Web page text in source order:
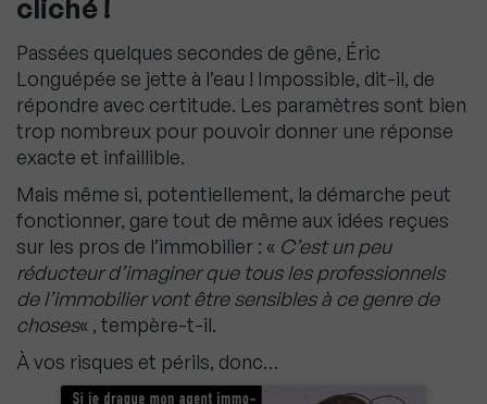
cliché !
Passées quelques secondes de gêne, Éric
Longuépée se jette à l’eau ! Impossible, dit-il, de
répondre avec certitude. Les paramètres sont bien
trop nombreux pour pouvoir donner une réponse
exacte et infaillible.
Mais même si, potentiellement, la démarche peut
fonctionner, gare tout de même aux idées reçues
sur les pros de l’immobilier : « C’est un peu
réducteur d’imaginer que tous les professionnels
de l’immobilier vont être sensibles à ce genre de
choses« , tempère-t-il.
À vos risques et périls, donc…